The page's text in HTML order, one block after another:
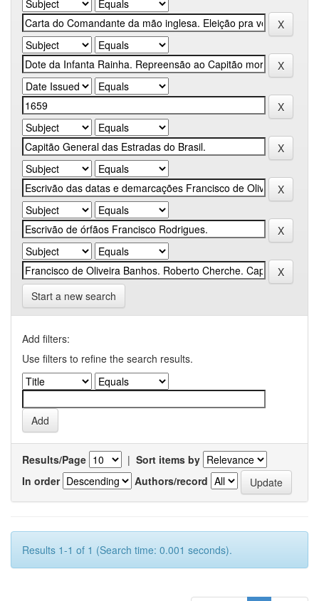
Start a new search
Add filters:
Use filters to refine the search results.
Results/Page | Sort items by
In order
Authors/record
Results 1-1 of 1 (Search time: 0.001 seconds).